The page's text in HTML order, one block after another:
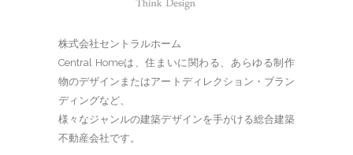
株式会社セントラルホーム
Central Homeは、住まいに関わる、あらゆる制作
物のデザインまたはアートディレクション・ブラン
ディングなど、
様々なジャンルの建築デザインを手がける総合建築
不動産会社です。